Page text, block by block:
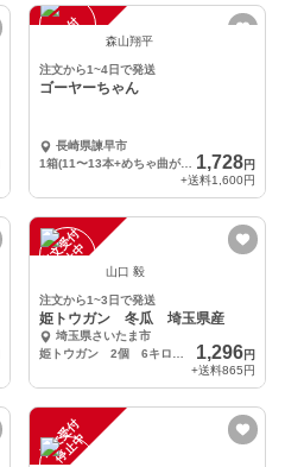
注
文
受
付
停
止 森山翔平
注文から1~4日で発送
ゴーヤーちゃん
長崎県諫早市
1箱(11〜13本+めちゃ曲がりゴーヤ1本追加)
1,728円
+送料1,600円
注
文
受
付
停
止
中 山口 毅
注文から1~3日で発送
姫トウガン 冬瓜 埼玉県産
埼玉県さいたま市
1,296円
+送料865円
注
文
受
付
停
止
中